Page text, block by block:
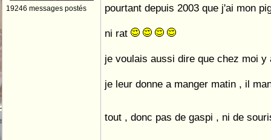
19246 messages postés pourtant depuis 2003 que j'ai mon
ni rat
je voulais aussi dire que chez moi
je leur donne a manger matin , il
tout , donc pas de gaspi , ni de